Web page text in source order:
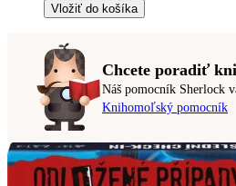
Vložiť do košíka
Chcete poradiť
Náš pomocník Sherlock
Knihomoľský pomocník